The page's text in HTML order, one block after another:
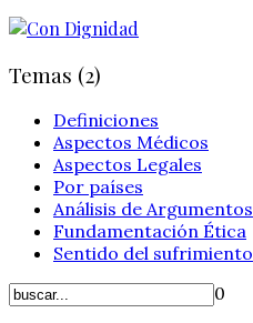
Temas (2)
Definiciones
Aspectos Médicos
Aspectos Legales
Por países
Análisis de Argumentos
Fundamentación Ética
Sentido del sufrimiento
0